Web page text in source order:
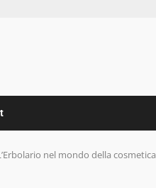
nel mondo della cosmetica